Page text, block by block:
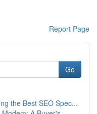
Report Page
Go
the Best SEO Spec...